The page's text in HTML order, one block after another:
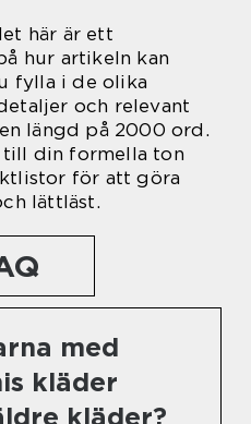
här är ett
hur artikeln kan
fylla i de olika
och relevant
längd på 2000 ord.
till din formella ton
för att göra
lättläst.
med
kläder
kläder?